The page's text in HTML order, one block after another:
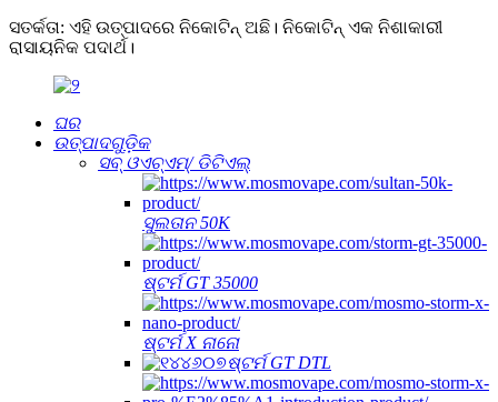
ସତର୍କତା: ଏହି ଉତ୍ପାଦରେ ନିକୋଟିନ୍ ଅଛି। ନିକୋଟିନ୍ ଏକ ନିଶାକାରୀ
ରାସାୟନିକ ପଦାର୍ଥ।
ଘର
ଉତ୍ପାଦଗୁଡ଼ିକ
ସବ୍ ଓଏଚ୍ଏମ୍/ ଡିଟିଏଲ୍
ସୁଲତାନ 50K
ଷ୍ଟର୍ମ GT 35000
ଷ୍ଟର୍ମ X ନାନୋ
ଷ୍ଟର୍ମ GT DTL